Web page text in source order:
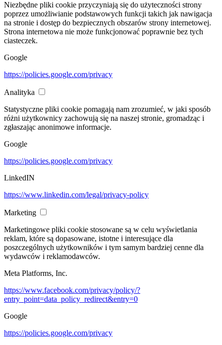
Niezbędne pliki cookie przyczyniają się do użyteczności strony
poprzez umożliwianie podstawowych funkcji takich jak nawigacja
na stronie i dostęp do bezpiecznych obszarów strony internetowej.
Strona internetowa nie może funkcjonować poprawnie bez tych
ciasteczek.
Google
https://policies.google.com/privacy
Analityka
Statystyczne pliki cookie pomagają nam zrozumieć, w jaki sposób
różni użytkownicy zachowują się na naszej stronie, gromadząc i
zgłaszając anonimowe informacje.
Google
https://policies.google.com/privacy
LinkedIN
https://www.linkedin.com/legal/privacy-policy
Marketing
Marketingowe pliki cookie stosowane są w celu wyświetlania
reklam, które są dopasowane, istotne i interesujące dla
poszczególnych użytkowników i tym samym bardziej cenne dla
wydawców i reklamodawców.
Meta Platforms, Inc.
https://www.facebook.com/privacy/policy/?
entry_point=data_policy_redirect&entry=0
Google
https://policies.google.com/privacy